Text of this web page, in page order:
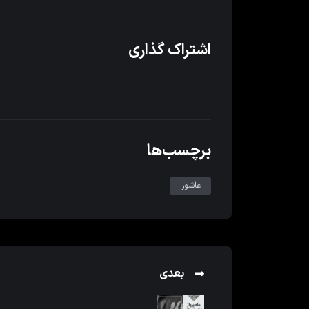
اشتراک گذاری
برچسب‌ها
عاشورا
بعدی